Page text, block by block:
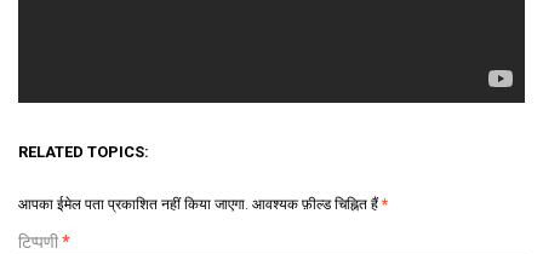
RELATED TOPICS:
आपका ईमेल पता प्रकाशित नहीं किया जाएगा. आवश्यक फ़ील्ड चिह्नित हैं*
टिप्पणी*